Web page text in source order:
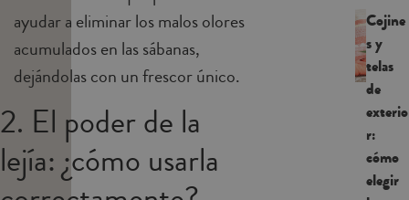
ayudar a eliminar los malos olores
acumulados en las sábanas,
dejándolas con un frescor único.
2. El poder de la
lejía: ¿cómo usarla
Cojine
s y
telas
de
exterio
r:
cómo
elegir